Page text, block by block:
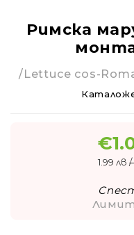
Римска
/Lettuce cos-
€
1.99 лв /